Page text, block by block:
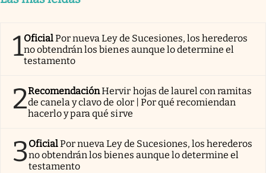
1OficialPor nueva Ley de Sucesiones, los herederos
no obtendrán los bienes aunque lo determine el
testamento
2RecomendaciónHervir hojas de laurel con ramitas
de canela y clavo de olor | Por qué recomiendan
hacerlo y para qué sirve
3OficialPor nueva Ley de Sucesiones, los herederos
no obtendrán los bienes aunque lo determine el
testamento